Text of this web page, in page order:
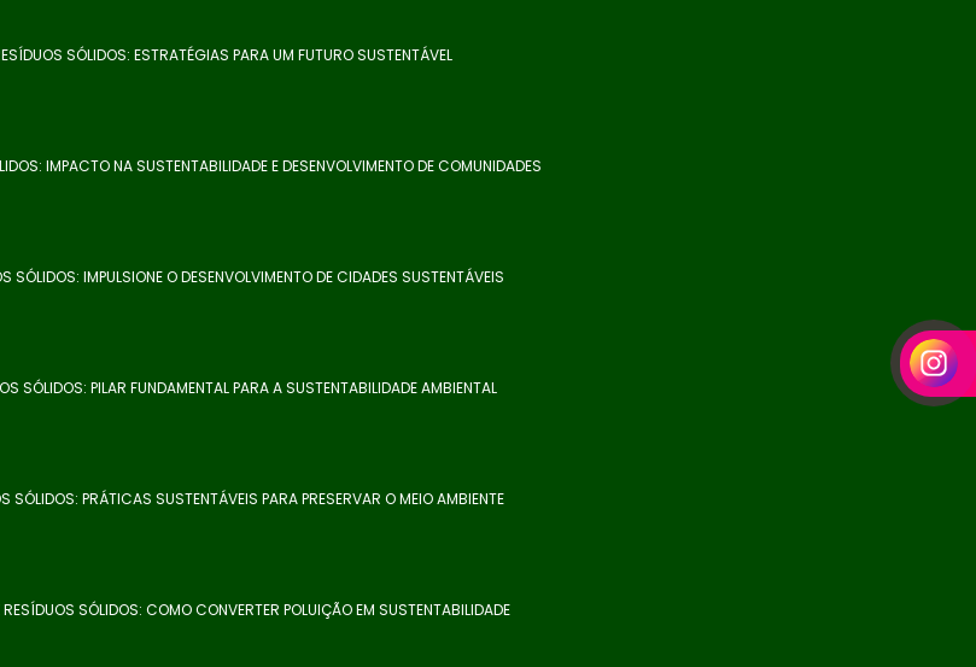
SÓLIDOS: ESTRATÉGIAS PARA UM FUTURO SUSTENTÁVEL
IMPACTO NA SUSTENTABILIDADE E DESENVOLVIMENTO DE COMUNIDADES
SÓLIDOS: IMPULSIONE O DESENVOLVIMENTO DE CIDADES SUSTENTÁVEIS
SÓLIDOS: PILAR FUNDAMENTAL PARA A SUSTENTABILIDADE AMBIENTAL
SÓLIDOS: PRÁTICAS SUSTENTÁVEIS PARA PRESERVAR O MEIO AMBIENTE
RESÍDUOS SÓLIDOS: COMO CONVERTER POLUIÇÃO EM SUSTENTABILIDADE